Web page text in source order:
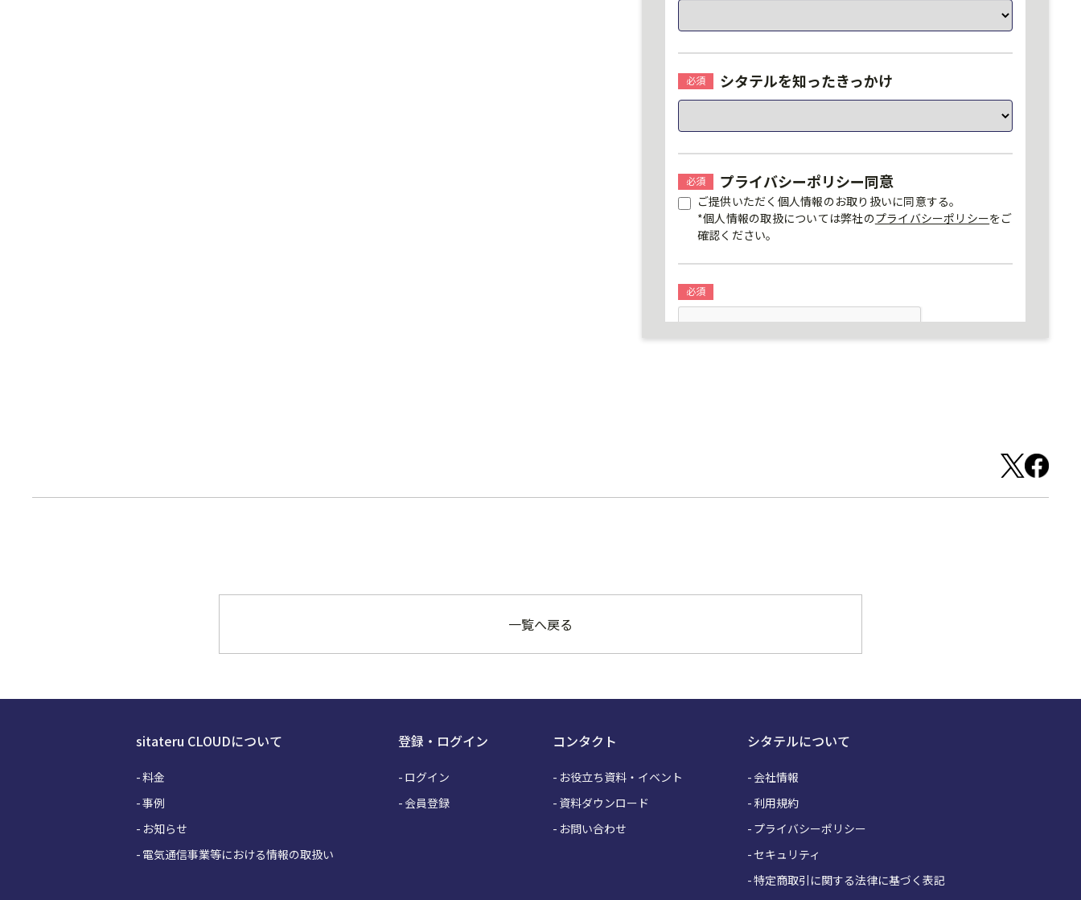
一覧へ戻る
sitateru CLOUDについて
料金
事例
お知らせ
電気通信事業等における情報の取扱い
登録・ログイン
ログイン
会員登録
コンタクト
お役立ち資料・イベント
資料ダウンロード
お問い合わせ
シタテルについて
会社情報
利用規約
プライバシーポリシー
セキュリティ
特定商取引に関する法律に基づく表記